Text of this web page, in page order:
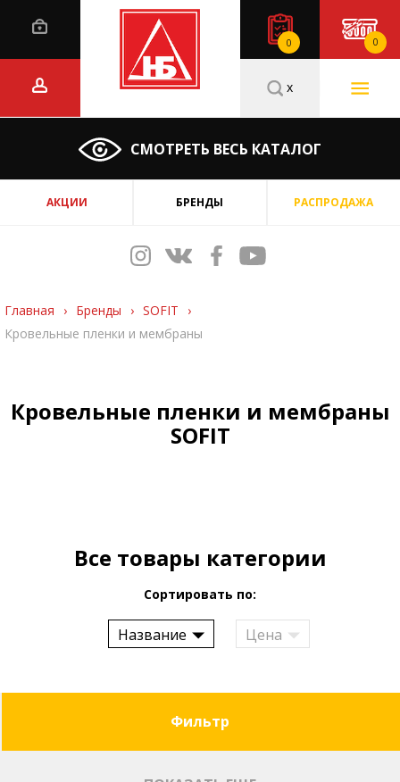
0 0
СМОТРЕТЬ ВЕСЬ КАТАЛОГ
x
АКЦИИ БРЕНДЫ РАСПРОДАЖА
Главная › Бренды › SOFIT
›
Кровельные пленки и мембраны
Кровельные пленки и мембраны
SOFIT
Все товары категории
Сортировать по:
Название Цена
Фильтр